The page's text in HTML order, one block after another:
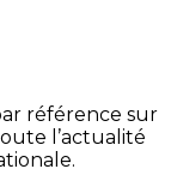
référence sur
l’actualité